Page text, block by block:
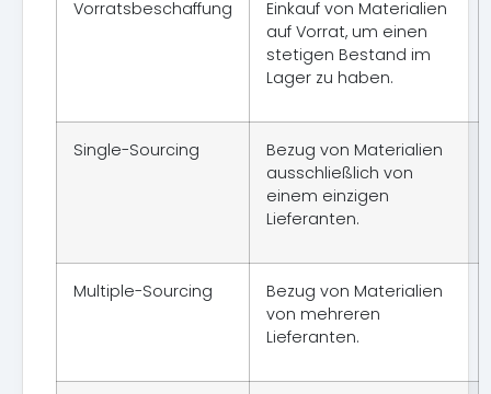
Vorratsbeschaffung
Einkauf von Materialien
auf Vorrat, um einen
stetigen Bestand im
Lager zu haben.
Single-Sourcing
Bezug von Materialien
ausschließlich von
einem einzigen
Lieferanten.
Multiple-Sourcing
Bezug von Materialien
von mehreren
Lieferanten.